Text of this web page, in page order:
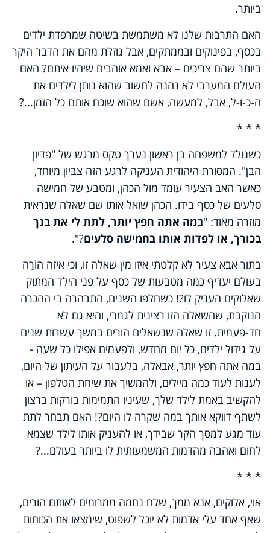
ביותר.
האם התרבות שלנו לא משתמשת בשיטה שמרפדת ילדים
בכסף, בפינוקים ובממתקים, אבל גוזלת מהם את הדבר היקר
ביותר שהם צריכים – אבא ואמא אוהבים שיהיו איתם? האם
העולם המערבי לא נהנה לחשוב שהוא נותן לילדים את
ה-כ-ו-ל, אבל, למעשה, אשם שהוא שוכח אותם כל הזמן...?
* * *
כשנולד למשפחה בן ראשון נערך טקס מרגש של "פדיון
הבן". המסורת היהודית העניקה לרגע הזה צביון מיוחד,
כאשר האב הצעיר עומד מול הכהן, ומטבע של חמישה
סלעים של כסף בידו. הכהן שואל אותו שם שאלה שנראית
מוזרה מאוד: "במה אתה חפץ יותר, לתת לי את בנך
בכורך, או לפדות אותו בחמישה סלעים?".
בתור אבא צעיר לא קלטתי איזו מין שאלה זו, וכי איזה הוֹרֶה
בעולם יעדיף כמה מטבעות של כסף על פני הילד המתוק
שאלוקים העניק לו?! כשחלפו השנים, התבהרה בי ההכרה
הנוקבת, שהשאלה הזו רצינית לגמרי, והיא גם לא
חד-פעמית. זו שאלה שנשאלים הורים במשך עשרות שנים
על גידול ילדים, כל יום מחדש, ולפעמים אפילו כל שעה -
במה אתה חפץ יותר, אבאלה, בלעבור על העיתון של היום,
לענות לעוד כמה מיילים, ולהמשיך את שיחת הטלפון – או
להקשיב באמת לילד שלך, שעיניו התמימות בורקות ברצון
לשתף דווקא אותך במה שקרה לו היום?! האם תבחר לתת
עוד מגע למסך הקר שבידך, או להעניק אותו לילד שצמא
לחום ואהבה מהדמות המשמעותית לו ביותר בעולם...?
* * *
אוי, אלוקים, אנא ממך, שלח נחמה ממרומים לאותם הורים,
שאף אחד עלי אדמות לא יוכל לשפוט, שימצאו את הכוחות